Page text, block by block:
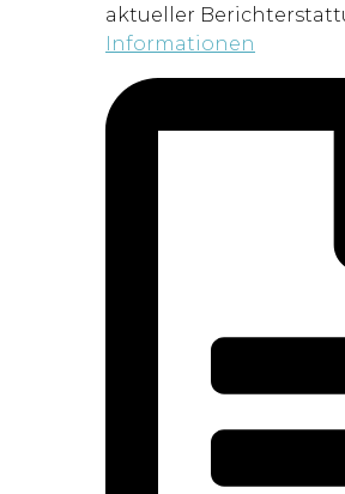
aktueller
Informationen